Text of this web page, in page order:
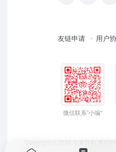
友链申请 用户
微信联系”小编“
Copyright © 2026 玩家导航 黑